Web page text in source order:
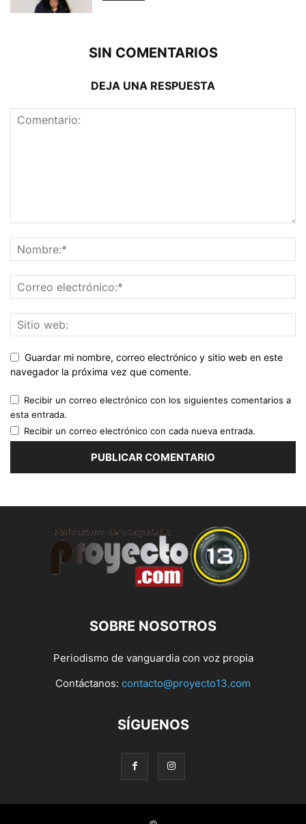
SIN COMENTARIOS
DEJA UNA RESPUESTA
Guardar mi nombre, correo electrónico y sitio web en este
navegador la próxima vez que comente.
Recibir un correo electrónico con los siguientes comentarios a
esta entrada.
Recibir un correo electrónico con cada nueva entrada.
SOBRE NOSOTROS
Periodismo de vanguardia con voz propia
Contáctanos: contacto@proyecto13.com
SÍGUENOS